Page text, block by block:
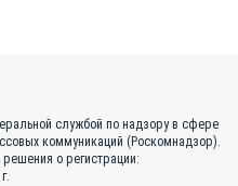
службой по надзору в сфере
коммуникаций (Роскомнадзор).
о регистрации: